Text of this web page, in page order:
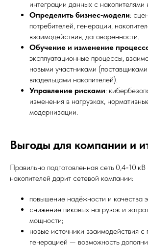
интеграции данных с накопителями
Определить бизнес‑модели:
потребителей, генерации,
взаимодействия, договоренности.
Обучение и изменение
эксплуатационные процессы,
новыми участниками
владельцами накопителей).
Управление рисками:
изменения в нагрузках,
модернизации.
Выгоды для компании и
Правильно подготовленная сеть 0,4‑10
накопителей дарит сетевой компании:
повышение надёжности и качества
снижение пиковых нагрузок и
мощности;
новые источники взаимодействия с
генерацией — возможность